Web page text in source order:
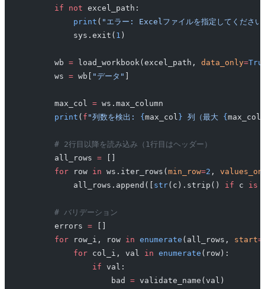
        if
not excel_path:
            print
( "エラー: Excelファイルを指定してくださ
            sys.exit(
1 )
        wb
= load_workbook(excel_path, data_only=
        ws
= wb[ "データ"
        max_col
= ws.max_column
        print
( f "列数を検出: { max_col } 列（最大 { max_col
        # 2行目以降を読み込み（1行目はヘッダー）
        all_rows
=
        for
row in ws.iter_rows( min_row=2 ,
            all_rows.append([
str(c).strip() if c is
        # バリデーション
        errors
=
        for
row_i, row in enumerate (all_rows, start=
            for
col_i, val in enumerate (row):
                if
val:
                    bad
= validate_name(val)